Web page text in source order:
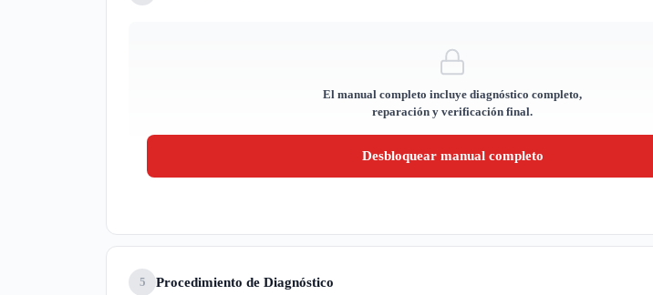
El manual completo incluye diagnóstico completo,
reparación y verificación final.
Desbloquear manual completo
5 Procedimiento de Diagnóstico